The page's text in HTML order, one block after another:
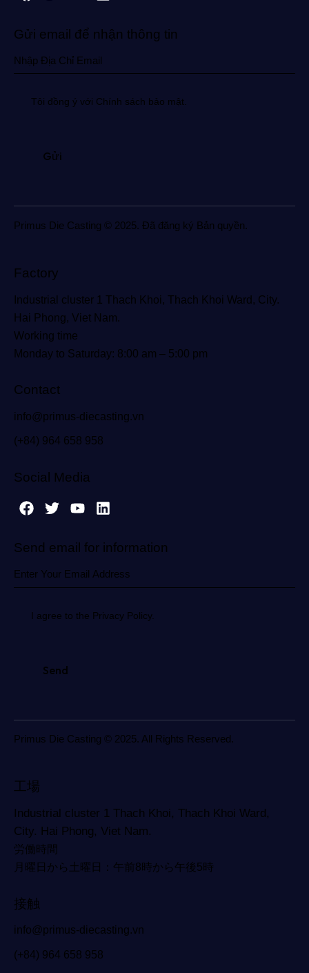
Gửi email để nhận thông tin
Tôi đồng ý với Chính sách bảo mật.
Primus Die Casting © 2025. Đã đăng ký Bản quyền.
Factory
Industrial cluster 1 Thach Khoi, Thach Khoi Ward, City.
Hai Phong, Viet Nam.
Working time
Monday to Saturday: 8:00 am – 5:00 pm
Contact
info@primus-diecasting.vn
(+84) 964 658 958
Social Media
Send email for information
I agree to the Privacy Policy.
Primus Die Casting © 2025. All Rights Reserved.
工場
Industrial cluster 1 Thach Khoi, Thach Khoi Ward,
City. Hai Phong, Viet Nam.
労働時間
月曜日から土曜日：午前8時から午後5時
接触
info@primus-diecasting.vn
(+84) 964 658 958